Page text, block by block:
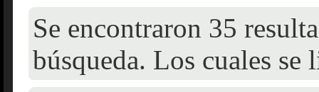
Se encontraron 35
búsqueda. Los cuales se